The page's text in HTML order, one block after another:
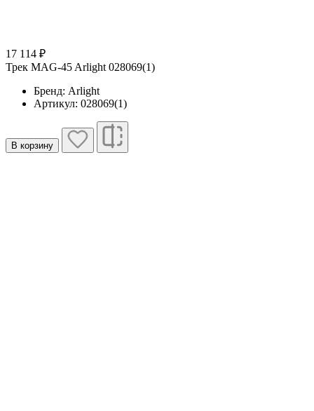
17 114 ₽
Трек MAG-45 Arlight 028069(1)
Бренд: Arlight
Артикул: 028069(1)
В корзину